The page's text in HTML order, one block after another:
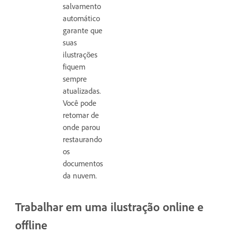
salvamento
automático
garante que
suas
ilustrações
fiquem
sempre
atualizadas.
Você pode
retomar de
onde parou
restaurando
os
documentos
da nuvem.
Trabalhar em uma ilustração online e
offline